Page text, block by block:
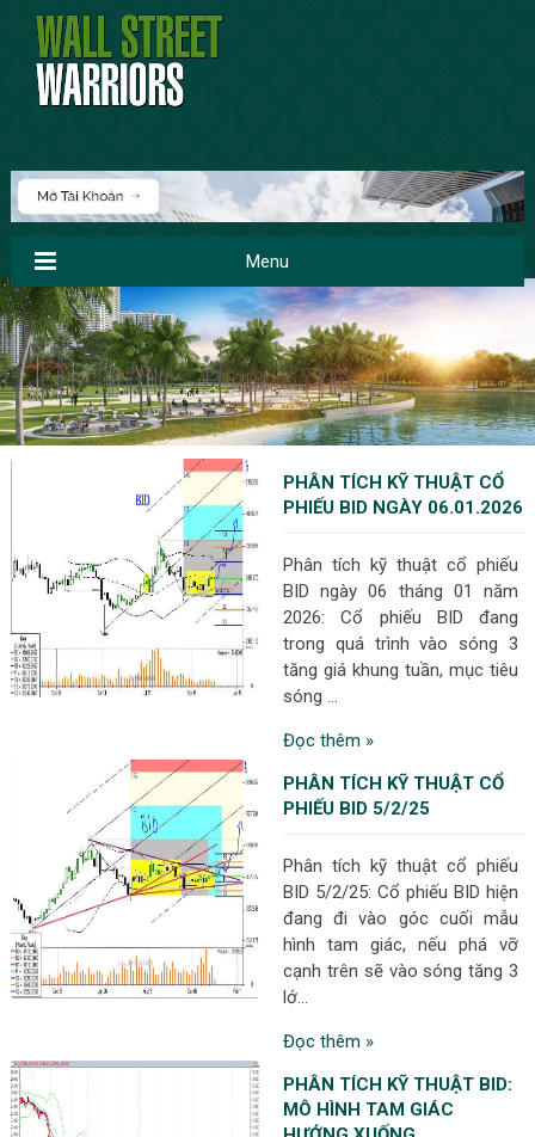
Menu
PHÂN TÍCH KỸ THUẬT CỔ
PHIẾU BID NGÀY 06.01.2026
Phân tích kỹ thuật cổ phiếu
BID ngày 06 tháng 01 năm
2026: Cổ phiếu BID đang
trong quá trình vào sóng 3
tăng giá khung tuần, mục tiêu
sóng ...
Đọc thêm »
PHÂN TÍCH KỸ THUẬT CỔ
PHIẾU BID 5/2/25
Phân tích kỹ thuật cổ phiếu
BID 5/2/25: Cổ phiếu BID hiện
đang đi vào góc cuối mẫu
hình tam giác, nếu phá vỡ
cạnh trên sẽ vào sóng tăng 3
lớ...
Đọc thêm »
PHÂN TÍCH KỸ THUẬT BID:
MÔ HÌNH TAM GIÁC